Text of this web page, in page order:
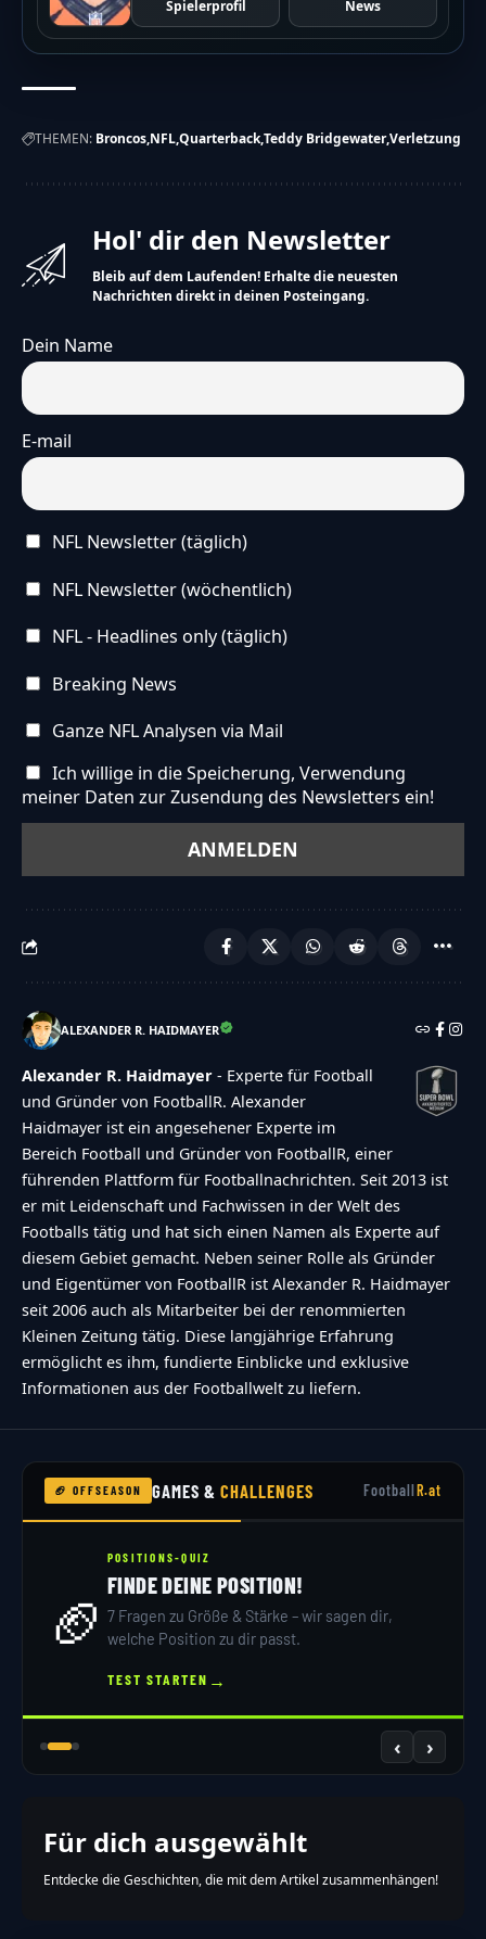
Spielerprofil News
THEMEN: Broncos NFLQuarterbackTeddy BridgewaterVerletzung
Hol' dir den Newsletter
Bleib auf dem Laufenden! Erhalte die neuesten
Nachrichten direkt in deinen Posteingang.
Dein Name
E-mail
NFL Newsletter (täglich)
NFL Newsletter (wöchentlich)
NFL - Headlines only (täglich)
Breaking News
Ganze NFL Analysen via Mail
Ich willige in die Speicherung, Verwendung
meiner Daten zur Zusendung des Newsletters ein!
ALEXANDER R. HAIDMAYER
Alexander R. Haidmayer - Experte für Football
und Gründer von FootballR. Alexander
Haidmayer ist ein angesehener Experte im
Bereich Football und Gründer von FootballR, einer
führenden Plattform für Footballnachrichten. Seit 2013 ist
er mit Leidenschaft und Fachwissen in der Welt des
Footballs tätig und hat sich einen Namen als Experte auf
diesem Gebiet gemacht. Neben seiner Rolle als Gründer
und Eigentümer von FootballR ist Alexander R. Haidmayer
seit 2006 auch als Mitarbeiter bei der renommierten
Kleinen Zeitung tätig. Diese langjährige Erfahrung
ermöglicht es ihm, fundierte Einblicke und exklusive
Informationen aus der Footballwelt zu liefern.
🏈 OFFSEASON GAMES &CHALLENGES FootballR.at
🏈
POSITIONS-QUIZ
FINDE DEINE POSITION!
7 Fragen zu Größe & Stärke – wir sagen dir,
welche Position zu dir passt.
TEST STARTEN →
‹ ›
Für dich ausgewählt
Entdecke die Geschichten, die mit dem Artikel zusammenhängen!